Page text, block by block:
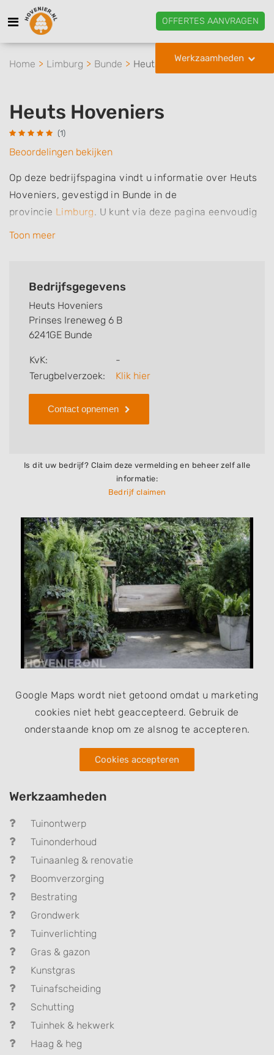
OFFERTES AANVRAGEN
Werkzaamheden
Home Limburg Bunde Heuts Hoveniers
Heuts Hoveniers
(1)
Beoordelingen bekijken
Op deze bedrijfspagina vindt u informatie over Heuts
Hoveniers, gevestigd in Bunde in de
provincie Limburg. U kunt via deze pagina eenvoudig
contact met het bedrijf opnemen door te bellen of een
welke zaken Heuts Hoveniers voor u kan verzorgen.
als u al ervaring heeft met dit bedrijf.
Zoekt u een ander bedrijf? Bekijk dan andere
hoveniers en bedrijven in
Toon meer
Bedrijfsgegevens
Heuts Hoveniers
Prinses Ireneweg 6 B
6241GE Bunde
KvK:
-
Terugbelverzoek:
Klik hier
Contact opnemen
Is dit uw bedrijf? Claim deze vermelding en beheer zelf alle
informatie:
Bedrijf claimen
Google Maps wordt niet getoond omdat u marketing
cookies niet hebt geaccepteerd. Gebruik de
onderstaande knop om ze alsnog te accepteren.
Cookies accepteren
Werkzaamheden
Tuinontwerp
Tuinonderhoud
Tuinaanleg & renovatie
Boomverzorging
Bestrating
Grondwerk
Tuinverlichting
Gras & gazon
Kunstgras
Tuinafscheiding
Schutting
Tuinhek & hekwerk
Haag & heg